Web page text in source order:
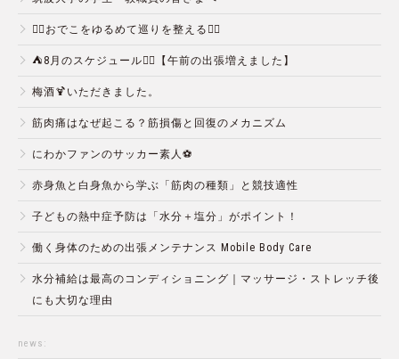
💆‍♀️おでこをゆるめて巡りを整える💆‍♂️
⛺️8月のスケジュール🏄‍♂️【午前の出張増えました】
梅酒🍹いただきました。
筋肉痛はなぜ起こる？筋損傷と回復のメカニズム
にわかファンのサッカー素人⚽️
赤身魚と白身魚から学ぶ「筋肉の種類」と競技適性
子どもの熱中症予防は「水分＋塩分」がポイント！
働く身体のための出張メンテナンス Mobile Body Care
水分補給は最高のコンディショニング｜マッサージ・ストレッチ後
にも大切な理由
news: